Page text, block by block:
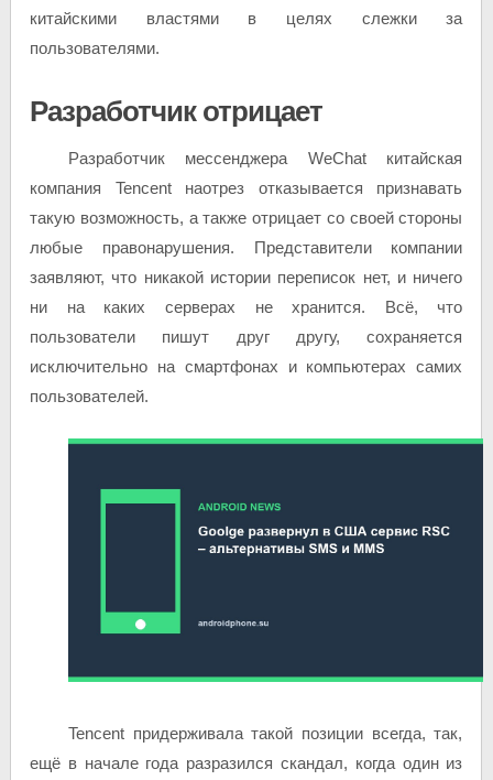
китайскими властями в целях слежки за
пользователями.
Разработчик отрицает
Разработчик мессенджера WeChat китайская
компания Tencent наотрез отказывается признавать
такую возможность, а также отрицает со своей стороны
любые правонарушения. Представители компании
заявляют, что никакой истории переписок нет, и ничего
ни на каких серверах не хранится. Всё, что
пользователи пишут друг другу, сохраняется
исключительно на смартфонах и компьютерах самих
пользователей.
Tencent придерживала такой позиции всегда, так,
ещё в начале года разразился скандал, когда один из